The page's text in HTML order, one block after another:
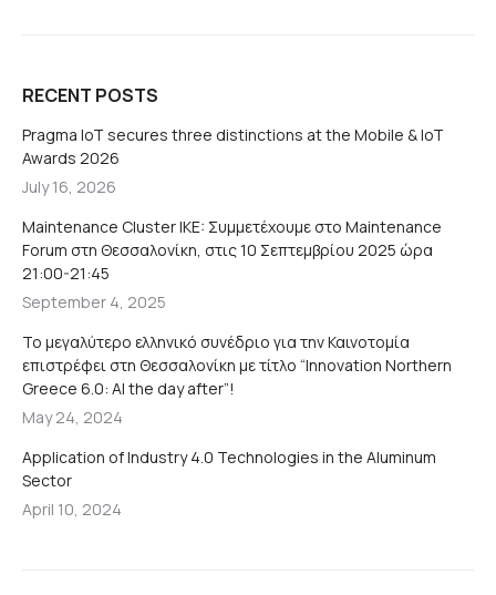
RECENT POSTS
Pragma IoT secures three distinctions at the Mobile & IoT
Awards 2026
July 16, 2026
Maintenance Cluster IKE: Συμμετέχουμε στο Maintenance
Forum στη Θεσσαλονίκη, στις 10 Σεπτεμβρίου 2025 ώρα
21:00-21:45
September 4, 2025
Το μεγαλύτερο ελληνικό συνέδριο για την Καινοτομία
επιστρέφει στη Θεσσαλονίκη με τίτλο “Innovation Northern
Greece 6.0: AI the day after”!
May 24, 2024
Application of Industry 4.0 Technologies in the Aluminum
Sector
April 10, 2024